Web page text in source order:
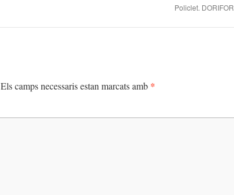
Policlet. DORIFOR
Els camps necessaris estan marcats amb *